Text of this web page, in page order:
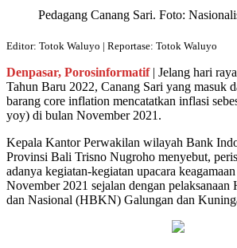
Pedagang Canang Sari. Foto:
Editor: Totok Waluyo | Reportase: Totok Waluyo
Denpasar, Porosinformatif| Jelang hari
Tahun Baru 2022, Canang Sari yang masuk
barang core inflation mencatatkan inflasi
yoy) di bulan November 2021.
Kepala Kantor Perwakilan wilayah Bank
Provinsi Bali Trisno Nugroho menyebut,
adanya kegiatan-kegiatan upacara
November 2021 sejalan dengan pelaksanaan
dan Nasional (HBKN) Galungan dan